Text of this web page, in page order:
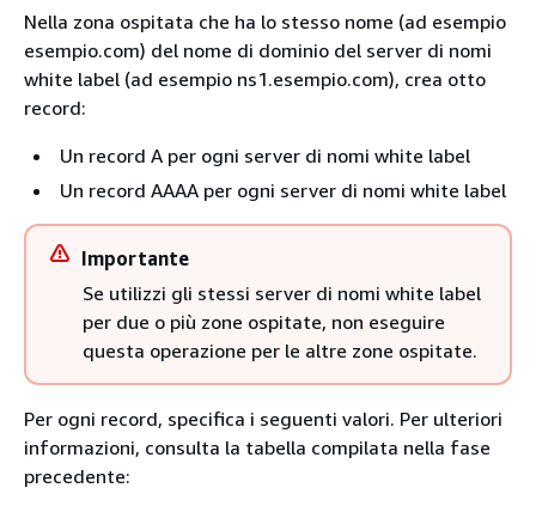
Nella zona ospitata che ha lo stesso nome (ad esempio
esempio.com) del nome di dominio del server di nomi
white label (ad esempio ns1.esempio.com), crea otto
record:
Un record A per ogni server di nomi white label
Un record AAAA per ogni server di nomi white label
Importante
Se utilizzi gli stessi server di nomi white label
per due o più zone ospitate, non eseguire
questa operazione per le altre zone ospitate.
Per ogni record, specifica i seguenti valori. Per ulteriori
informazioni, consulta la tabella compilata nella fase
precedente: